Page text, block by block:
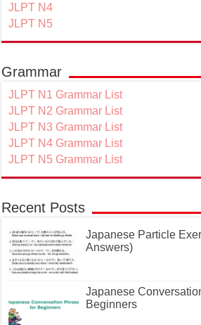
JLPT N4
JLPT N5
Grammar
JLPT N1 Grammar List
JLPT N2 Grammar List
JLPT N3 Grammar List
JLPT N4 Grammar List
JLPT N5 Grammar List
Recent Posts
Japanese Particle
Answers)
Japanese
Beginners